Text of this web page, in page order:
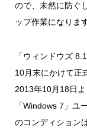
ので、未然に防ぐ
ップ作業になります
「ウィンドウズ
10月末にかけて正
2013年10月18日よ
「Windows 7」ユ
のコンディション